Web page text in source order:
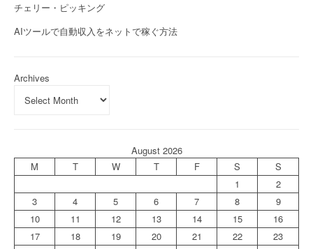
チェリー・ピッキング
AIツールで自動収入をネットで稼ぐ方法
Archives
August 2026
M
T W T F S
S
1
2
3
4 5 6 7 8
9
10
11 12 13 14 15
16
17
18 19 20 21 22
23